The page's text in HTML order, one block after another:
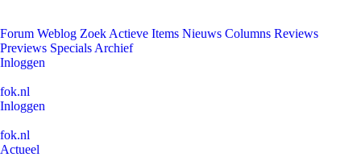
Forum Weblog Zoek Actieve Items Nieuws Columns Reviews
Previews Specials Archief
Inloggen
fok.nl
Inloggen
fok.nl
Actueel